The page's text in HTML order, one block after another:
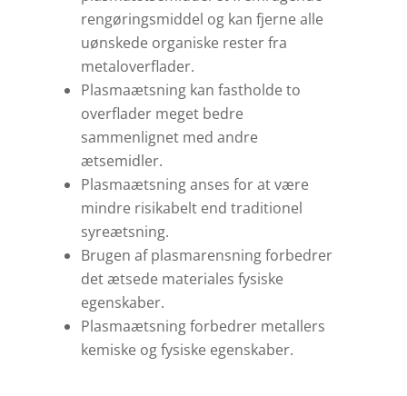
rengøringsmiddel og kan fjerne alle
uønskede organiske rester fra
metaloverflader.
Plasmaætsning kan fastholde to
overflader meget bedre
sammenlignet med andre
ætsemidler.
Plasmaætsning anses for at være
mindre risikabelt end traditionel
syreætsning.
Brugen af plasmarensning forbedrer
det ætsede materiales fysiske
egenskaber.
Plasmaætsning forbedrer metallers
kemiske og fysiske egenskaber.